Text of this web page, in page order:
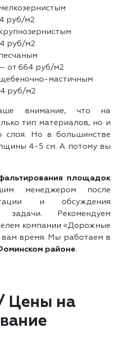
руб/м2
руб/м2
от 664 руб/м2
мастичным
руб/м2
внимание, что на
тип материалов, но и
слоя. Но в большинстве
4-5 см. А потому вы
площадок
менеджером после
и обсуждения
задачи. Рекомендуем
компании «Дорожные
вам время. Мы работаем в
районе.
Цены на